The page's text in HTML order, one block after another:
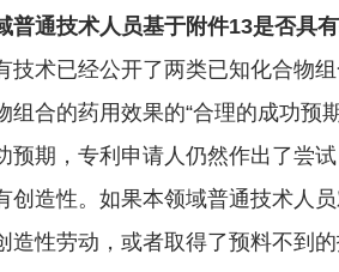
通技术人员基于附件13是否具有
已经公开了两类已知化合物组
组合的药用效果的“合理的成功预
预期，专利申请人仍然作出了尝
创造性。如果本领域普通技术人
造性劳动，或者取得了预料不到